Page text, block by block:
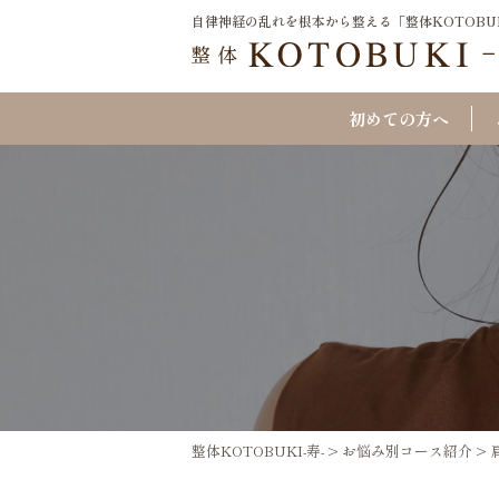
自律神経の乱れを根本から整える「整体
初めての方へ
整体KOTOBUKI-寿- > お悩み別コース紹介 >